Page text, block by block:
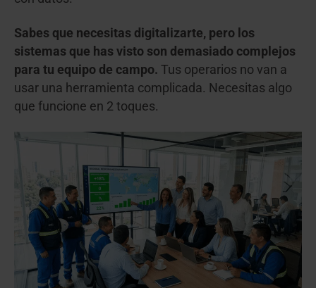
Sabes que necesitas digitalizarte, pero los
sistemas que has visto son demasiado complejos
para tu equipo de campo. Tus operarios no van a
usar una herramienta complicada. Necesitas algo
que funcione en 2 toques.